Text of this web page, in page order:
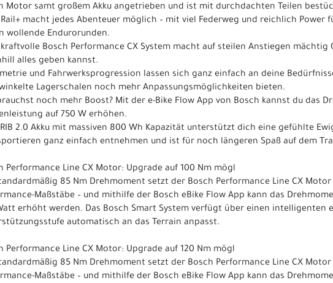
Motor samt großem Akku angetrieben und ist mit durchdachten Teilen
Rail+ macht jedes Abenteuer möglich – mit viel Federweg und reichlich
wollende Endurorunden.
kraftvolle Bosch Performance CX System macht auf steilen Anstiegen mächtig
alles geben kannst.
und Fahrwerksprogression lassen sich ganz einfach an deine
Lagerschalen noch mehr Anpassungsmöglichkeiten bieten.
noch mehr Boost? Mit der e-Bike Flow App von Bosch kannst du das
auf 750 W erhöhen.
2.0 Akku mit massiven 800 Wh Kapazität unterstützt dich eine gefühlte
ganz einfach entnehmen und ist für noch längeren Spaß auf dem
Performance Line CX Motor: Upgrade auf 100 Nm mögl
85 Nm Drehmoment setzt der Bosch Performance Line CX
Maßstäbe – und mithilfe der Bosch eBike Flow App kann das
erhöht werden. Das Bosch Smart System verfügt über einen intelligenten
automatisch an das Terrain anpasst.
Performance Line CX Motor: Upgrade auf 120 Nm mögl
85 Nm Drehmoment setzt der Bosch Performance Line CX
Maßstäbe – und mithilfe der Bosch eBike Flow App kann das